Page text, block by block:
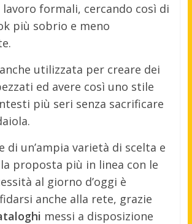
formali, cercando così di
più sobrio e meno
utilizzata per creare dei
ed avere così uno stile
più seri senza sacrificare
di un’ampia varietà di scelta e
proposta più in linea con le
al giorno d’oggi è
anche alla rete, grazie
messi a disposizione